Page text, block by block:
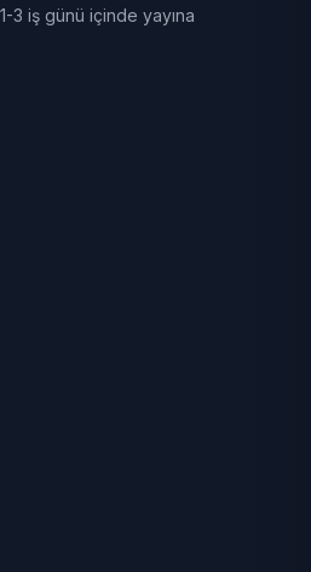
3 iş günü içinde yayına